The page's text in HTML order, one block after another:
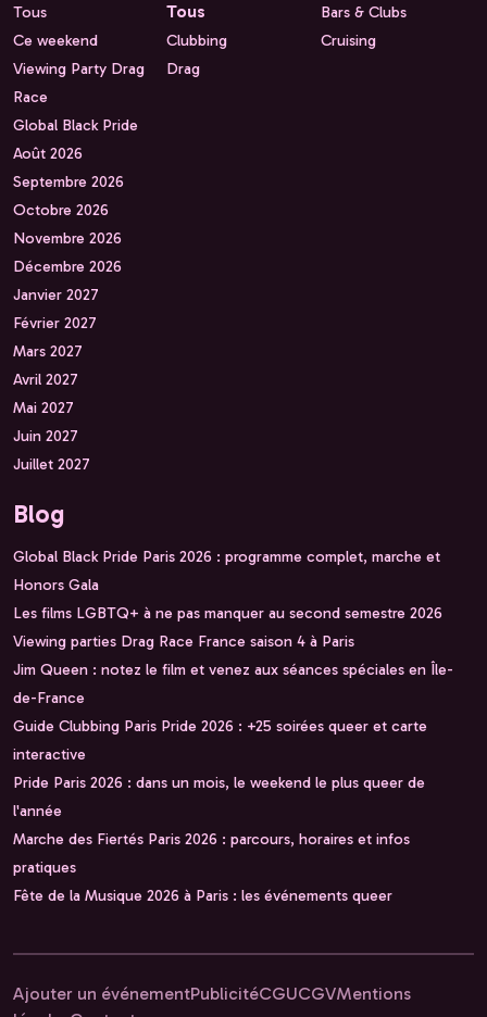
Tous
Ce weekend
Viewing Party Drag
Race
Global Black Pride
Août 2026
Septembre 2026
Octobre 2026
Novembre 2026
Décembre 2026
Janvier 2027
Février 2027
Mars 2027
Avril 2027
Mai 2027
Juin 2027
Juillet 2027
Tous
Clubbing
Drag
Bars & Clubs
Cruising
Blog
Global Black Pride Paris 2026 : programme complet, marche et
Honors Gala
Les films LGBTQ+ à ne pas manquer au second semestre 2026
Viewing parties Drag Race France saison 4 à Paris
Jim Queen : notez le film et venez aux séances spéciales en Île-
de-France
Guide Clubbing Paris Pride 2026 : +25 soirées queer et carte
interactive
Pride Paris 2026 : dans un mois, le weekend le plus queer de
l'année
Marche des Fiertés Paris 2026 : parcours, horaires et infos
pratiques
Fête de la Musique 2026 à Paris : les événements queer
Ajouter un événementPublicitéCGUCGVMentions